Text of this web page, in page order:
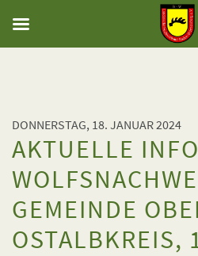
DONNERSTAG, 18. JANUAR 2024
AKTUELLE
GEMEINDE
OSTALBKREIS,